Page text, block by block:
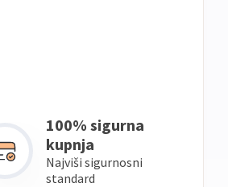
100% sigurna
kupnja
Najviši sigurnosni
standard